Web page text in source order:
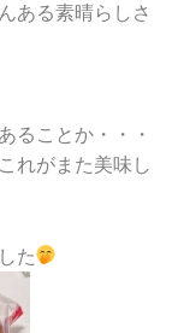
ある素晴らしさ
ることか・・・
れがまた美味し
た